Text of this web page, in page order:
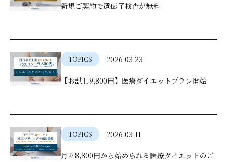
新規ご契約で遺伝子検査が無料
TOPICS 2026.03.23
【お試し9,800円】医療ダイエットプラン開始
TOPICS 2026.03.11
月々8,800円から始められる医療ダイエットのご